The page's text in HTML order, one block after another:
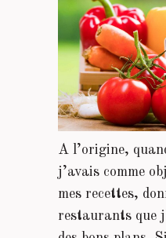
A l’origine,
j’avais comme
mes recettes,
restaurants que